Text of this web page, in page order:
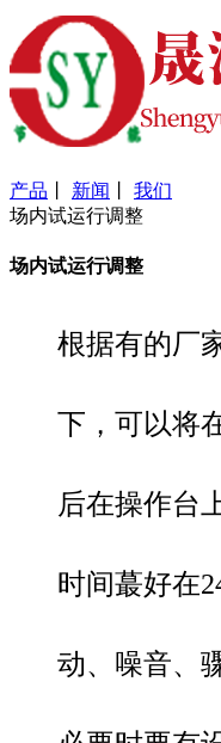
产品 新闻
我们
场内试运行调整
场内试运行调整
根据有的厂
下，可以将
后在操作台
时间蕞好在
动、噪音、